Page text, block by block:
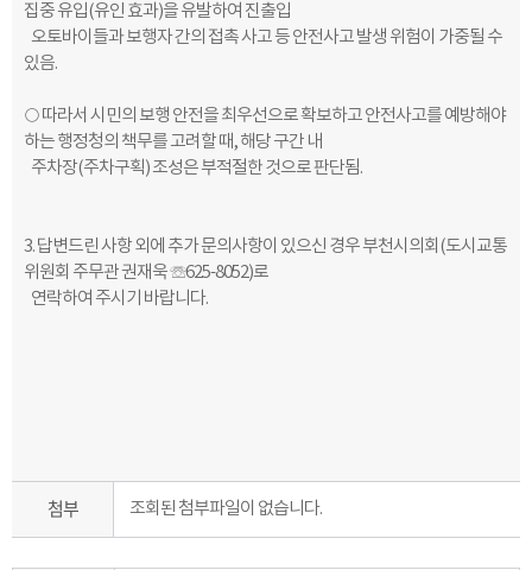
집중 유입(유인 효과)을 유발하여 진출입
오토바이들과보행자 간의 접촉 사고 등 안전사고 발생 위험이 가중될 수
있음.
○따라서 시민의 보행 안전을 최우선으로 확보하고 안전사고를 예방해야
하는행정청의 책무를 고려할 때, 해당 구간 내
주차장(주차구획) 조성은 부적절한것으로 판단됨.
3.답변드린 사항 외에 추가 문의사항이 있으신 경우 부천시의회(도시교통
위원회 주무관 권재욱☏625-8052)로
연락하여 주시기 바랍니다.
첨부 조회된 첨부파일이 없습니다.